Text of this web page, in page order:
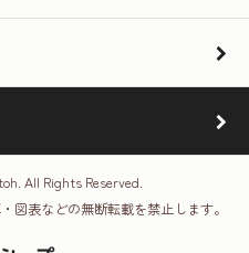
All Rights Reserved.
図表などの無断転載を禁止します。